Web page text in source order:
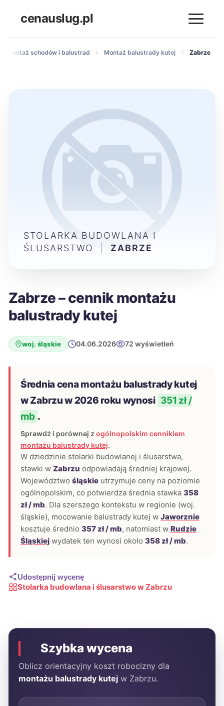
cenauslug.pl
i montaż schodów i balustrad Montaż balustrady kutej Zabrze
Zabrze – cennik montażu
balustrady kutej
woj. śląskie 04.06.2026 72 wyświetleń
Średnia cena montażu balustrady kutej
w Zabrzu w 2026 roku wynosi 351 zł /
mb .
Sprawdź i porównaj z ogólnopolskim cennikiem
montażu balustrady kutej.
W dziedzinie stolarki budowlanej i ślusarstwa,
stawki w Zabrzu odpowiadają średniej krajowej.
Województwo śląskie utrzymuje ceny na poziomie
ogólnopolskim, co potwierdza średnia stawka 358
zł / mb. Dla szerszego kontekstu w regionie (woj.
śląskie), mocowanie balustrady kutej w Jaworznie
kosztuje średnio 357 zł / mb, natomiast w Rudzie
Śląskiej wydatek ten wynosi około 358 zł / mb.
Udostępnij wycenę
Stolarka budowlana i ślusarstwo w Zabrzu
STOLARKA BUDOWLANA I
ŚLUSARSTWO
ZABRZE
Szybka wycena
Oblicz orientacyjny koszt robocizny dla
montażu balustrady kutej w Zabrzu.